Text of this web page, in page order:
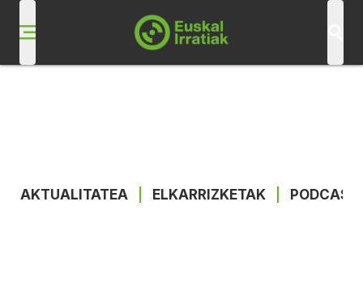
AKTUALITATEA ELKARRIZKETAK